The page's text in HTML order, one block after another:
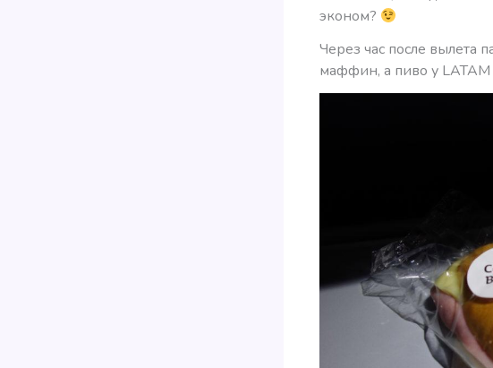
эконом?
Через час после вылета
маффин, а пиво у LATAM